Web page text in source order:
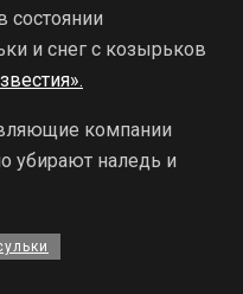
состоянии
и снег с козырьков
компании
убирают наледь и